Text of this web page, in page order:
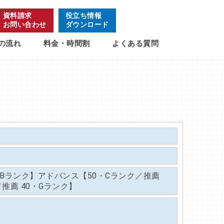
資料請求
お問い合わせ
役立ち情報
ダウンロード
流れ 料金・時間割 よくある質問
ンク】アドバンス【50・Cランク／推薦
薦 40・Gランク】